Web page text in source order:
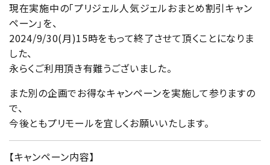
現在実施中の「プリジェル人気ジェルおまとめ割引キャン
ペーン」を、
2024/9/30(月)15時をもって終了させて頂くことになりま
した、
永らくご利用頂き有難うございました。
また別の企画でお得なキャンペーンを実施して参りますの
で、
今後ともプリモールを宜しくお願いいたします。
【キャンペーン内容】